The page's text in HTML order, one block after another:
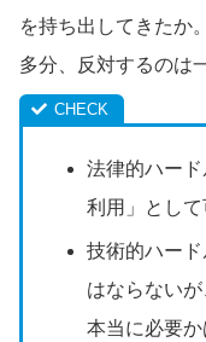
を持ち出してきたか
多分、反対するのは
法律的ハー
利用」とし
技術的ハー
はならないが
本当に必要